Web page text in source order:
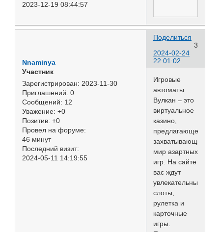
2023-12-19 08:44:57
Поделиться
3
2024-02-24
22:01:02
Nnaminya
Участник
Зарегистрирован: 2023-11-30
Приглашений: 0
Сообщений: 12
Уважение: +0
Позитив: +0
Провел на форуме:
46 минут
Последний визит:
2024-05-11 14:19:55
Игровые
автоматы
Вулкан – это
виртуальное
казино,
предлагающее
захватывающий
мир азартных
игр. На сайте
вас ждут
увлекательные
слоты,
рулетка и
карточные
игры.